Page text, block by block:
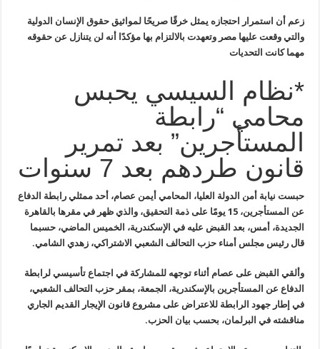
زعم أن استمرار احتجازه يمثل خرقًا صريحًا لمواثيق حقوق الإنسان الدولية
والتي وقعت عليها مصر وتعهدت بالالتزام بها مؤكدًا أنه لن يتنازل عن حقوقه
مهما كانت التحديات
*نظام السيسي يحبس
محامي “رابطة
المستأجرين” بعد تمرير
قانون طردهم بعد 7 سنوات
حبست نيابة أمن الدولة العليا، المحامي أيمن عصام، أحد ممثلي رابطة الدفاع
عن المستأجرين، 15 يومًا على ذمة
التحقيق، والذي ظهر في مقرها بالقاهرة
الجديدة، أمس، بعد القبض عليه في الإسكندرية، الخميس الماضي، حسبما
قال رئيس مجلس أمناء حزب التحالف الشعبي الاشتراكي، زهدي الشامي.
وألقي القبض على عصام أثناء توجهه للمشاركة في اجتماع تأسيسي لرابطة
الدفاع عن المستأجرين بالإسكندرية، الجمعة، بمقر حزب التحالف الشعبي،
في إطار جهود الرابطة للاعتراض على مشروع قانون الإيجار القديم الجاري
مناقشته في البرلمان، بحسب بيان الحزب.